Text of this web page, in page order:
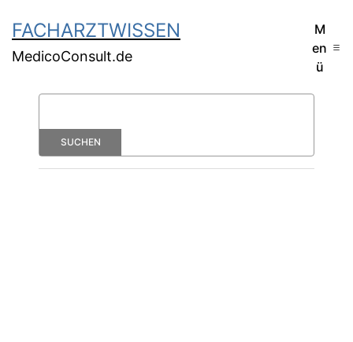
FACHARZTWISSEN
MedicoConsult.de
M
en
ü